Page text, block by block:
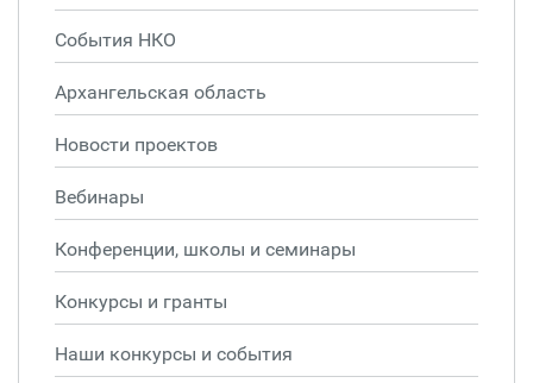
События НКО
Архангельская область
Новости проектов
Вебинары
Конференции, школы и семинары
Конкурсы и гранты
Наши конкурсы и события